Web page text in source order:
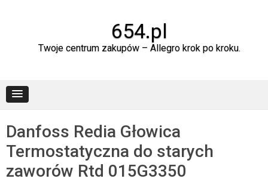
654.pl
Twoje centrum zakupów – Allegro krok po kroku.
Danfoss Redia Głowica
Termostatyczna do starych
zaworów Rtd 015G3350